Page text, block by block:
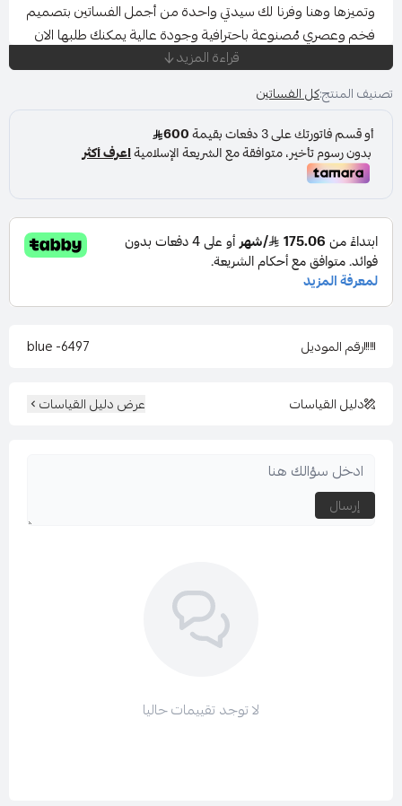
وتميزها وهنا وفرنا لك سيدتي واحدة من أجمل الفساتين بتصميم
فخم وعصري مُصنوعة باحترافية وجودة عالية يمكنك طلبها الان
المناسبة: حفل - خطوبة - زواج
اللون : احمر
المقاس : متعددة
قصة العنق : مرتفعه مع فتحه
نوع القماش : شيفون
قراءة المزيد
تصنيف المنتج:كل الفساتين
رقم الموديل 6497- blue
دليل القياسات عرض دليل القياسات
إرسال
لا توجد تقييمات حاليا